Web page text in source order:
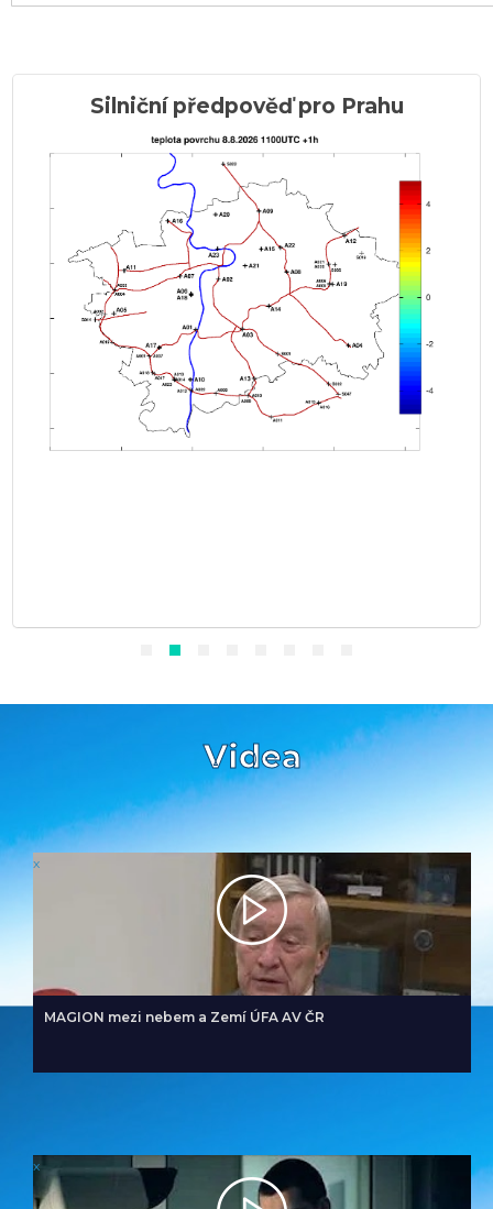
Silniční předpověď pro Prahu
Videa
x
MAGION mezi nebem a Zemí ÚFA AV ČR
x